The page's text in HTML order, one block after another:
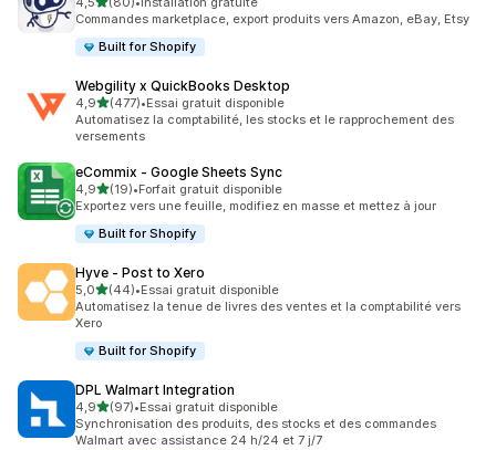
80 avis au total
Commandes marketplace, export produits vers Amazon, eBay, Etsy
Built for Shopify
Webgility x QuickBooks Desktop
4,9étoile(s) sur 5
(477)
477 avis au total
•Essai gratuit disponible
Automatisez la comptabilité, les stocks et le rapprochement des
versements
eCommix ‑ Google Sheets Sync
4,9étoile(s) sur 5
(19)
19 avis au total
•Forfait gratuit disponible
Exportez vers une feuille, modifiez en masse et mettez à jour
Built for Shopify
Hyve ‑ Post to Xero
5,0étoile(s) sur 5
(44)
44 avis au total
•Essai gratuit disponible
Automatisez la tenue de livres des ventes et la comptabilité vers
Xero
Built for Shopify
DPL Walmart Integration
4,9étoile(s) sur 5
(97)
97 avis au total
•Essai gratuit disponible
Synchronisation des produits, des stocks et des commandes
Walmart avec assistance 24 h/24 et 7 j/7